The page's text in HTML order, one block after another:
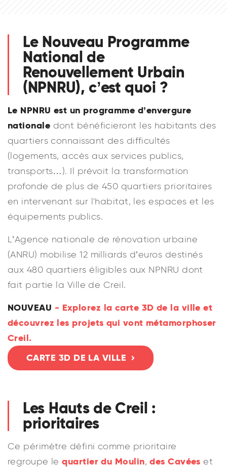
Le Nouveau Programme
National de
Renouvellement Urbain
(NPNRU), c’est quoi ?
Le NPNRU est un programme d’envergure
nationale dont bénéficie­ront les habitants des
quartiers connaissant des difficultés
(logements, accès aux services publics,
transports…). Il prévoit la transformation
profonde de plus de 450 quartiers prioritaires
en intervenant sur l'habitat, les espaces et les
équipements publics.
L’Agence nationale de rénovation urbaine
(ANRU) mobilise 12 milliards d’euros destinés
aux 480 quartiers éligibles aux NPNRU dont
fait partie la Ville de Creil.
NOUVEAU - Explorez la carte 3D de la ville et
découvrez les projets qui vont métamorphoser
Creil.
CARTE 3D DE LA VILLE
Les Hauts de Creil :
prioritaires
Ce périmètre défini comme prioritaire
regroupe lequartier du Moulin,des Cavées et